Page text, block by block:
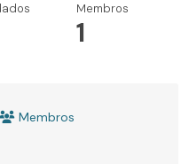
Membros
1
Membros